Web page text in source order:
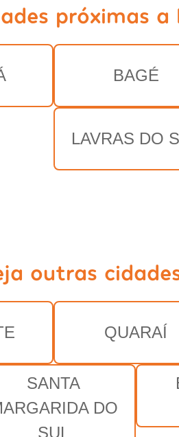
próximas a
BAGÉ
LAVRAS DO
outras
QUARAÍ
SANTA
DO
SUL